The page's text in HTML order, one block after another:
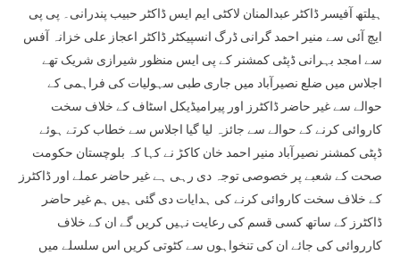
ہیلتھ آفیسر ڈاکٹر عبدالمنان لاکٹی ایم ایس ڈاکٹر حبیب پندرانی۔ پی پی
ایچ آئی سے منیر احمد گرانی ڈرگ انسپیکٹر ڈاکٹر اعجاز علی خزانہ آفس
سے امجد بہرانی ڈپٹی کمشنر کے پی ایس منظور شیرازی شریک تھے
اجلاس میں ضلع نصیرآباد میں جاری طبی سہولیات کی فراہمی کے
حوالے سے غیر حاضر ڈاکٹرز اور پیرامیڈیکل اسٹاف کے خلاف سخت
کاروائی کرنے کے حوالے سے جائزہ لیا گیا اجلاس سے خطاب کرتے ہوئے
ڈپٹی کمشنر نصیرآباد منیر احمد خان کاکڑ نے کہا کہ بلوچستان حکومت
صحت کے شعبے پر خصوصی توجہ دی رہی ہے غیر حاضر عملے اور ڈاکٹرز
کے خلاف سخت کاروائی کرنے کی ہدایات دی گئی ہیں ہم غیر حاضر
ڈاکٹرز کے ساتھ کسی قسم کی رعایت نہیں کریں گے ان کے خلاف
کارروائی کی جائے ان کی تنخواہوں سے کٹوتی کریں اس سلسلے میں